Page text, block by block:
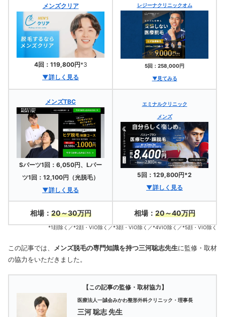
メンズクリア
4回：119,800円*3
▼詳しく見る
レジーナクリニックオム
5回：258,000円
▼見てみる
メンズTBC
Sパーツ1回：6,050円、Lパー
ツ1回：12,100円（光脱毛）
▼詳しく見る
エミナルクリニック
メンズ
5回：129,800円*2
▼詳しく見る
相場： 20～30万円 相場： 20～40万円
*1顔除く／*2顔・VIO除く／*3顔・VIO除く／*4VIO除く／*5顔・VIO除く
この記事では、 メンズ脱毛の専門知識を持つ三河聡志先生に監修・取材
の協力をいただきました。
【この記事の監修・取材協力】
医療法人一誠会みかわ整形外科クリニック・理事長
三河 聡志 先生